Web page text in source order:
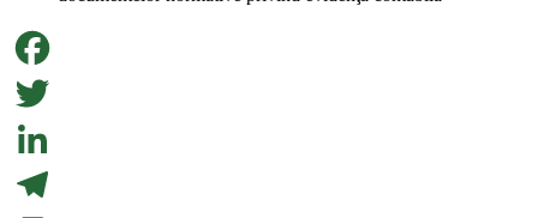
Facebook
Twitter
LinkedIn